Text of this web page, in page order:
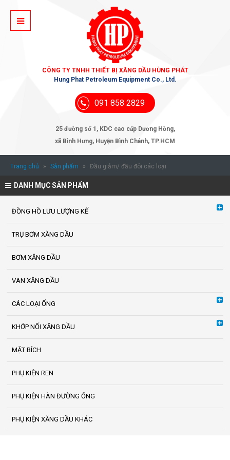
CÔNG TY TNHH THIẾT BỊ XĂNG DẦU HÙNG PHÁT
Hung Phat Petroleum Equipment Co., Ltd.
091 858 2829
25 đường số 1, KDC cao cấp Dương Hồng,
xã Bình Hưng, Huyện Bình Chánh, TP.HCM
Trang chủ » Sản phẩm » Đầu giảm/ đầu đôi các loại
DANH MỤC SẢN PHẨM
ĐỒNG HỒ LƯU LƯỢNG KẾ
TRỤ BƠM XĂNG DẦU
BƠM XĂNG DẦU
VAN XĂNG DẦU
CÁC LOẠI ỐNG
KHỚP NỐI XĂNG DẦU
MẶT BÍCH
PHỤ KIỆN REN
PHỤ KIỆN HÀN ĐƯỜNG ỐNG
PHỤ KIỆN XĂNG DẦU KHÁC